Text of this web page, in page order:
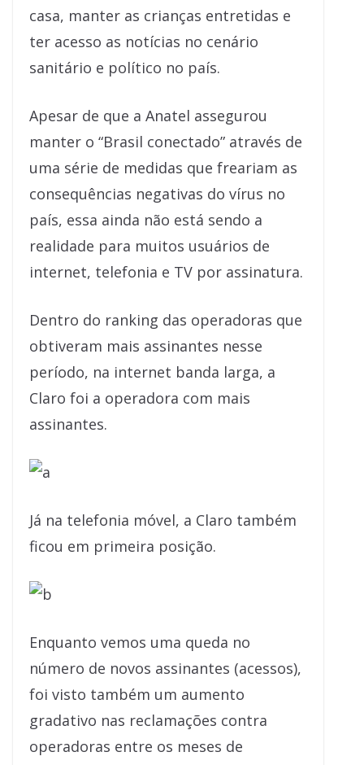
casa, manter as crianças entretidas e
ter acesso as notícias no cenário
sanitário e político no país.
Apesar de que a Anatel assegurou
manter o “Brasil conectado” através de
uma série de medidas que freariam as
consequências negativas do vírus no
país, essa ainda não está sendo a
realidade para muitos usuários de
internet, telefonia e TV por assinatura.
Dentro do ranking das operadoras que
obtiveram mais assinantes nesse
período, na internet banda larga, a
Claro foi a operadora com mais
assinantes.
Já na telefonia móvel, a Claro também
ficou em primeira posição.
Enquanto vemos uma queda no
número de novos assinantes (acessos),
foi visto também um aumento
gradativo nas reclamações contra
operadoras entre os meses de